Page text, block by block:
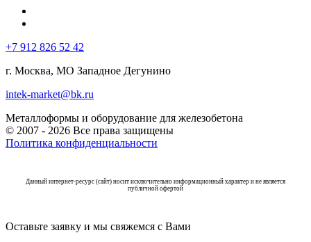
+7 912 826 52 42
г. Москва, МО Западное Дегунино
intek-market@bk.ru
Металлоформы и оборудование для железобетона
© 2007 - 2026 Все права защищены
Политика конфиденциальности
Данный интернет-ресурс (сайт) носит исключительно информационный характер и не является
публичной офертой
Оставьте заявку и мы свяжемся с Вами